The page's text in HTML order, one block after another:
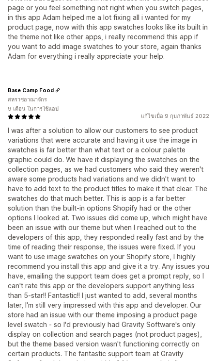
page or you feel something not right when you switch pages,
in this app Adam helped me a lot fixing all i wanted for my
product page, now with this app swatches looks like its built in
the theme not like other apps, i really recommend this app if
you want to add image swatches to your store, again thanks
Adam for everything i really appreciate your help.
แก้ไขเมื่อ 9 กุมภาพันธ์ 2022
I was after a solution to allow our customers to see product
variations that were accurate and having it use the image in
swatches is far better than what text or a colour palette
graphic could do. We have it displaying the swatches on the
collection pages, as we had customers who said they weren't
aware some products had variations and we didn't want to
have to add text to the product titles to make it that clear. The
swatches do that much better. This is app is a far better
solution than the built-in options Shopify had or the other
options I looked at. Two issues did come up, which might have
been an issue with our theme but when I reached out to the
developers of this app, they responded really fast and by the
time of reading their response, the issues were fixed. If you
want to use image swatches on your Shopify store, I highly
recommend you install this app and give it a try. Any issues you
have, emailing the support team does get a prompt reply, so I
can't rate this app or the developers support anything less
than 5-star!! Fantastic!! I just wanted to add, several months
later, I'm still very impressed with this app and developer. Our
store had an issue with our theme imposing a product page
level swatch - so I'd previously had Gravity Software's only
display on collection and search pages (not product pages),
but the theme based version wasn't functioning correctly on
certain products. The fantastic support team at Gravity
Base Camp Food
สหราชอาณาจักร
9 เดือน ในการใช้แอป